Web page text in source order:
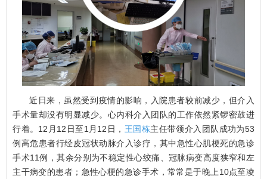
近日来，虽然受到疫情的影响，入院患者较前减少，但介入
手术量却没有明显减少。心内科介入团队的工作依然紧锣密鼓进
行着。12月12日至1月12日， 王国栋主任带领介入团队成功为53
例高危患者行经皮冠状动脉介入诊疗，其中急性心肌梗死的急诊
手术11例，其余分别为不稳定性心绞痛、冠脉病变高度狭窄和左
主干病变的患者；急性心梗的急诊手术，常常是于晚上10点至凌